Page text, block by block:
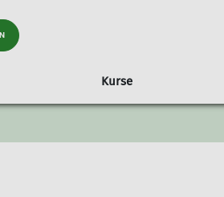
Topos
Kurse